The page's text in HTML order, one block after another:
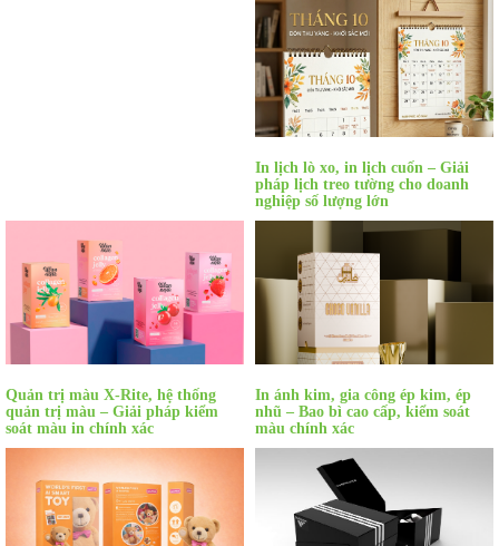
In lịch lò xo, in lịch cuốn – Giải
pháp lịch treo tường cho doanh
nghiệp số lượng lớn
Quản trị màu X-Rite, hệ thống
quản trị màu – Giải pháp kiểm
soát màu in chính xác
In ánh kim, gia công ép kim, ép
nhũ – Bao bì cao cấp, kiểm soát
màu chính xác